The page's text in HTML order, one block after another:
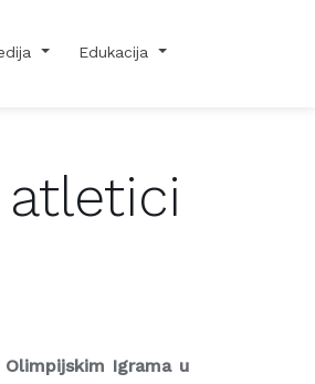
Edukacija
Igrama u